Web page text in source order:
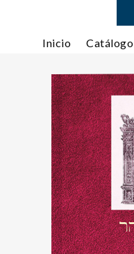
Inicio Catálogo